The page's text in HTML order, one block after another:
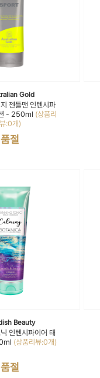
Gold
젠틀맨 인텐시파
- 250ml (상품리
뷰:0개)
품절
Beauty
인텐시파이어 태
(상품리뷰:0개)
품절